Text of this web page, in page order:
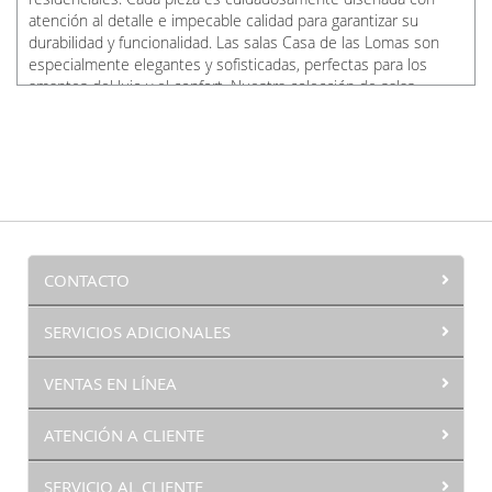
atención al detalle e impecable calidad para garantizar su
durabilidad y funcionalidad. Las salas Casa de las Lomas son
especialmente elegantes y sofisticadas, perfectas para los
amantes del lujo y el confort. Nuestra colección de salas
CONTACTO
SERVICIOS ADICIONALES
VENTAS EN LÍNEA
ATENCIÓN A CLIENTE
SERVICIO AL CLIENTE